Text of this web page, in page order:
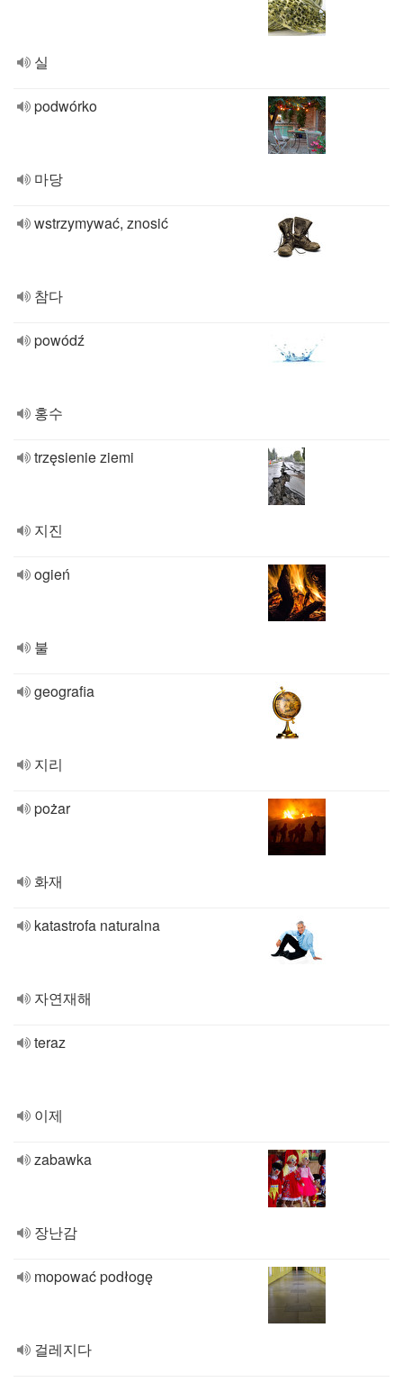
실
podwórko
마당
wstrzymywać, znosić
참다
powódź
홍수
trzęsienie ziemi
지진
ogień
불
geografia
지리
pożar
화재
katastrofa naturalna
자연재해
teraz
이제
zabawka
장난감
mopować podłogę
걸레지다